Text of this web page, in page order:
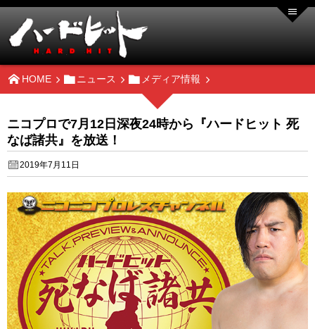
HOME ニュース メディア情報
ニコプロで7月12日深夜24時から『ハードヒット 死
なば諸共』を放送！
2019年7月11日